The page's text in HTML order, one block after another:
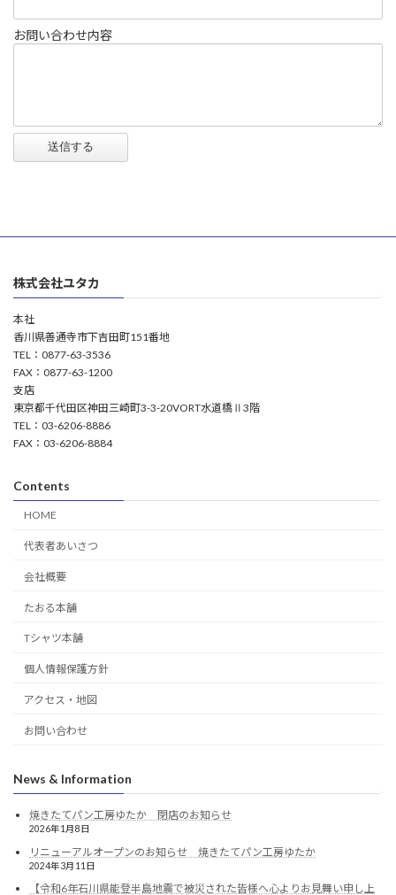
お問い合わせ内容
送信する
株式会社ユタカ
本社
香川県善通寺市下吉田町151番地
TEL：0877-63-3536
FAX：0877-63-1200
支店
東京都千代田区神田三崎町3-3-20VORT水道橋Ⅱ3階
TEL：03-6206-8886
FAX：03-6206-8884
Contents
HOME
代表者あいさつ
会社概要
たおる本舗
Tシャツ本舗
個人情報保護方針
アクセス・地図
お問い合わせ
News & Information
焼きたてパン工房ゆたか 閉店のお知らせ
2026年1月8日
リニューアルオープンのお知らせ 焼きたてパン工房ゆたか
2024年3月11日
【令和6年石川県能登半島地震で被災された皆様へ心よりお見舞い申し上